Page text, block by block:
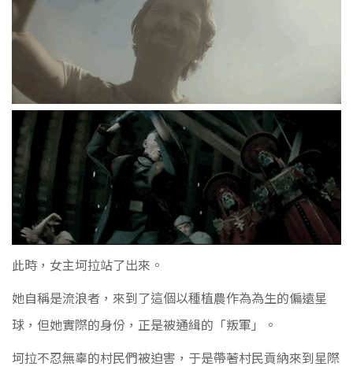
此時，女主坷拉站了出來。
她自稱是流浪者，來到了這個以種植農作為為生的偏遠星
球，但她實際的身份，正是被通緝的「叛軍」。
坷拉不忍無辜的村民們被迫害，于是帶著村民貢納來到星際